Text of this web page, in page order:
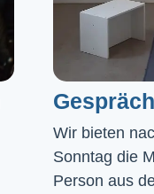
Wir bieten
Sonntag die
Person aus